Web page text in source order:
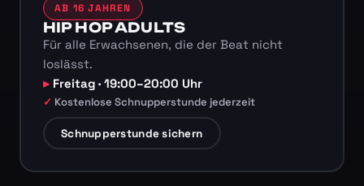
AB 16 JAHREN
HIP HOP ADULTS
Für alle Erwachsenen, die der Beat nicht
loslässt.
Freitag · 19:00–20:00 Uhr
Kostenlose Schnupperstunde jederzeit
Schnupperstunde sichern